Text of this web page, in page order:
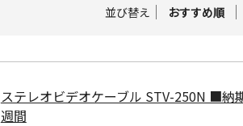
並び替え おすすめ順
ステレオビデオケーブル STV-250N ■納
週間